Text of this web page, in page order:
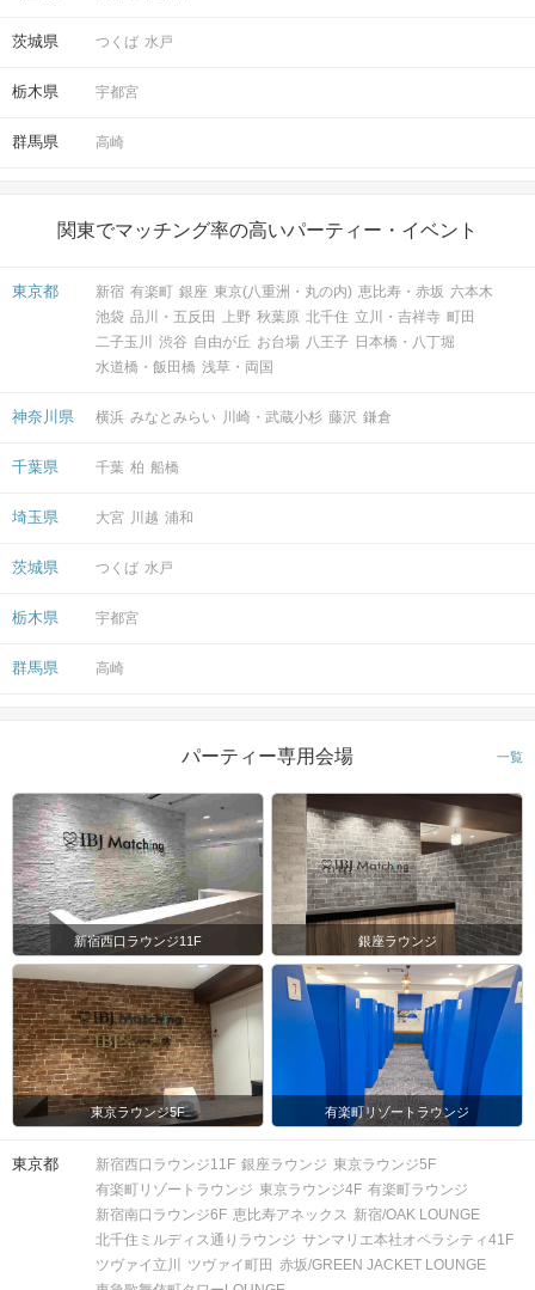
桜通口から出て左側にお進みください。
茨城県 つくば 水戸
栃木県 宇都宮
群馬県 高崎
関東でマッチング率の高いパーティー・イベント
東京都 新宿 有楽町 銀座 東京(八重洲・丸の内) 恵比寿・赤坂 六本木
池袋 品川・五反田 上野 秋葉原 北千住 立川・吉祥寺 町田
二子玉川
渋谷 自由が丘 お台場 八王子 日本橋・八丁堀
水道橋・飯田橋 浅草・両国
神奈川県 横浜 みなとみらい 川崎・武蔵小杉 藤沢 鎌倉
千葉県 千葉 柏 船橋
埼玉県 大宮 川越 浦和
茨城県 つくば 水戸
栃木県 宇都宮
群馬県 高崎
パーティー専用会場 一覧
新宿西口ラウンジ11F 銀座ラウンジ
東京ラウンジ5F 有楽町リゾートラウンジ
東京都 新宿西口ラウンジ11F 銀座ラウンジ 東京ラウンジ5F
有楽町リゾートラウンジ 東京ラウンジ4F 有楽町ラウンジ
新宿南口ラウンジ6F 恵比寿アネックス 新宿/OAK LOUNGE
北千住ミルディス通りラウンジ サンマリエ本社オペラシティ41F
ツヴァイ立川
ツヴァイ町田 赤坂/GREEN JACKET LOUNGE